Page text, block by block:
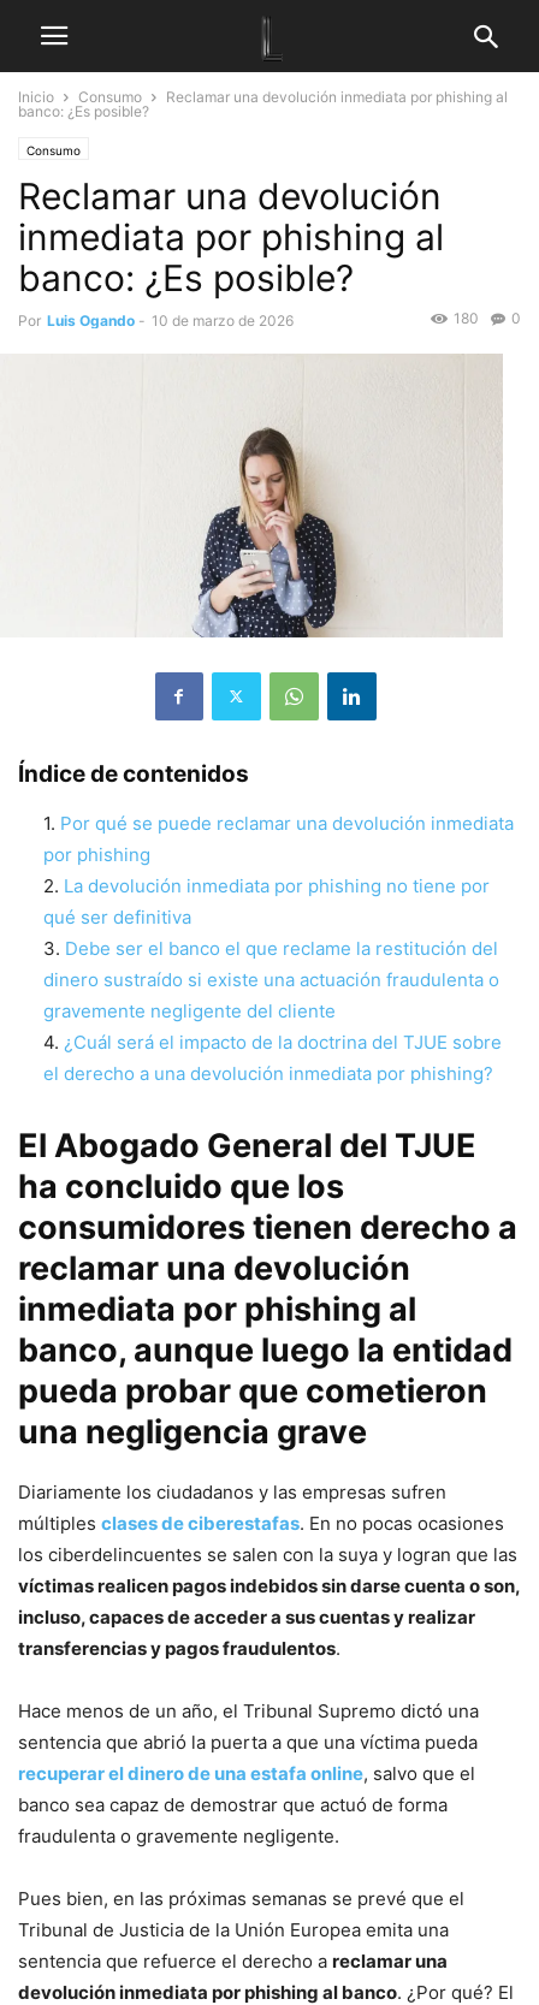
Inicio Consumo
Reclamar una devolución inmediata por phishing al
banco: ¿Es posible?
Consumo
Reclamar una devolución
inmediata por phishing al
banco: ¿Es posible?
Por Luis Ogando - 10 de marzo de 2026 0
180
Índice de contenidos
Por qué se puede reclamar una devolución inmediata
por phishing
La devolución inmediata por phishing no tiene por
qué ser definitiva
Debe ser el banco el que reclame la restitución del
dinero sustraído si existe una actuación fraudulenta o
gravemente negligente del cliente
¿Cuál será el impacto de la doctrina del TJUE sobre
el derecho a una devolución inmediata por phishing?
El Abogado General del TJUE
ha concluido que los
consumidores tienen derecho a
reclamar una devolución
inmediata por phishing al
banco, aunque luego la entidad
pueda probar que cometieron
una negligencia grave
Diariamente los ciudadanos y las empresas sufren
múltiples clases de ciberestafas. En no pocas ocasiones
los ciberdelincuentes se salen con la suya y logran que las
víctimas realicen pagos indebidos sin darse cuenta o son,
incluso, capaces de acceder a sus cuentas y realizar
transferencias y pagos fraudulentos.
Hace menos de un año, el Tribunal Supremo dictó una
sentencia que abrió la puerta a que una víctima pueda
recuperar el dinero de una estafa online, salvo que el
banco sea capaz de demostrar que actuó de forma
fraudulenta o gravemente negligente.
Pues bien, en las próximas semanas se prevé que el
Tribunal de Justicia de la Unión Europea emita una
sentencia que refuerce el derecho a reclamar una
devolución inmediata por phishing al banco. ¿Por qué? El